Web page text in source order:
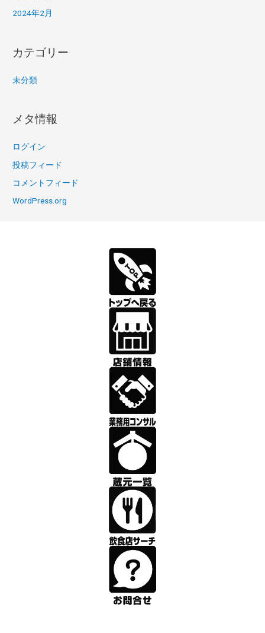
2024年2月
カテゴリー
未分類
メタ情報
ログイン
投稿フィード
コメントフィード
WordPress.org